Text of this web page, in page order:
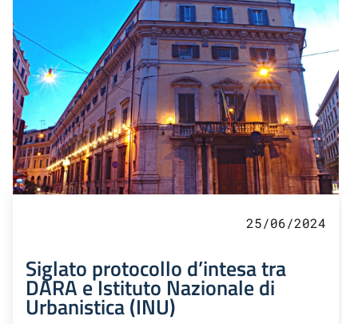
25/06/2024
Siglato protocollo d’intesa tra
DARA e Istituto Nazionale di
Urbanistica (INU)